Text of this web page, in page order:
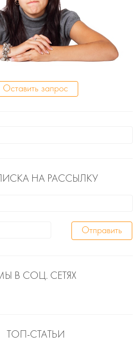
Оставить запрос
НА РАССЫЛКУ
В СОЦ. СЕТЯХ
ТОП-СТАТЬИ